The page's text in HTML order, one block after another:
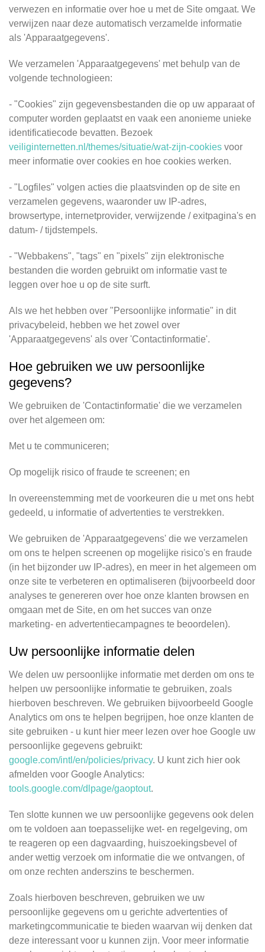
verwezen en informatie over hoe u met de Site omgaat. We
verwijzen naar deze automatisch verzamelde informatie
als 'Apparaatgegevens'.
We verzamelen 'Apparaatgegevens' met behulp van de
volgende technologieen:
- "Cookies" zijn gegevensbestanden die op uw apparaat of
computer worden geplaatst en vaak een anonieme unieke
identificatiecode bevatten. Bezoek
veiliginternetten.nl/themes/situatie/wat-zijn-cookies voor
meer informatie over cookies en hoe cookies werken.
- "Logfiles" volgen acties die plaatsvinden op de site en
verzamelen gegevens, waaronder uw IP-adres,
browsertype, internetprovider, verwijzende / exitpagina's en
datum- / tijdstempels.
- "Webbakens", "tags" en "pixels" zijn elektronische
bestanden die worden gebruikt om informatie vast te
leggen over hoe u op de site surft.
Als we het hebben over "Persoonlijke informatie" in dit
privacybeleid, hebben we het zowel over
'Apparaatgegevens' als over 'Contactinformatie'.
Hoe gebruiken we uw persoonlijke
gegevens?
We gebruiken de 'Contactinformatie' die we verzamelen
over het algemeen om:
Met u te communiceren;
Op mogelijk risico of fraude te screenen; en
In overeenstemming met de voorkeuren die u met ons hebt
gedeeld, u informatie of advertenties te verstrekken.
We gebruiken de 'Apparaatgegevens' die we verzamelen
om ons te helpen screenen op mogelijke risico's en fraude
(in het bijzonder uw IP-adres), en meer in het algemeen om
onze site te verbeteren en optimaliseren (bijvoorbeeld door
analyses te genereren over hoe onze klanten browsen en
omgaan met de Site, en om het succes van onze
marketing- en advertentiecampagnes te beoordelen).
Uw persoonlijke informatie delen
We delen uw persoonlijke informatie met derden om ons te
helpen uw persoonlijke informatie te gebruiken, zoals
hierboven beschreven. We gebruiken bijvoorbeeld Google
Analytics om ons te helpen begrijpen, hoe onze klanten de
site gebruiken - u kunt hier meer lezen over hoe Google uw
persoonlijke gegevens gebruikt:
google.com/intl/en/policies/privacy. U kunt zich hier ook
afmelden voor Google Analytics:
tools.google.com/dlpage/gaoptout.
Ten slotte kunnen we uw persoonlijke gegevens ook delen
om te voldoen aan toepasselijke wet- en regelgeving, om
te reageren op een dagvaarding, huiszoekingsbevel of
ander wettig verzoek om informatie die we ontvangen, of
om onze rechten anderszins te beschermen.
Zoals hierboven beschreven, gebruiken we uw
persoonlijke gegevens om u gerichte advertenties of
marketingcommunicatie te bieden waarvan wij denken dat
deze interessant voor u kunnen zijn. Voor meer informatie